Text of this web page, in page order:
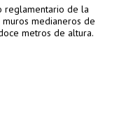
reglamentario de la
medianeros de
metros de altura.